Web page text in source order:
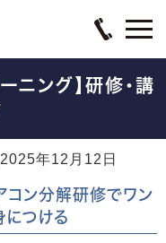
ニング】研修・講
2025年12月12日
ン分解研修でワン
につける